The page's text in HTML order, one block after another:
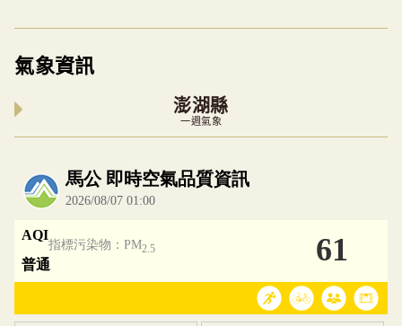
氣象資訊
澎湖縣
一週氣象
內嵌空氣品質小工具為視覺預覽，完整即時空